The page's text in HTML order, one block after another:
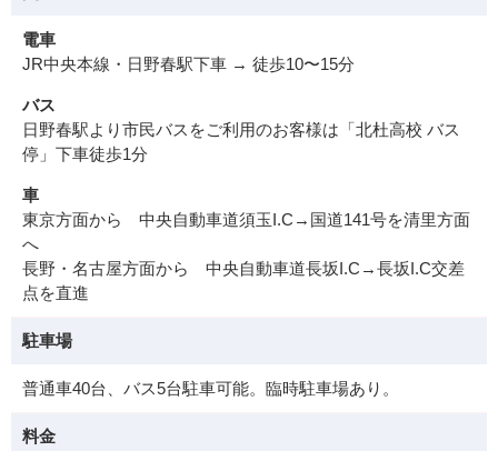
電車
JR中央本線・日野春駅下車 → 徒歩10〜15分
バス
日野春駅より市民バスをご利用のお客様は「北杜高校 バス
停」下車徒歩1分
車
東京方面から 中央自動車道須玉I.C→国道141号を清里方面
へ
長野・名古屋方面から 中央自動車道長坂I.C→長坂I.C交差
点を直進
駐車場
普通車40台、バス5台駐車可能。臨時駐車場あり。
料金